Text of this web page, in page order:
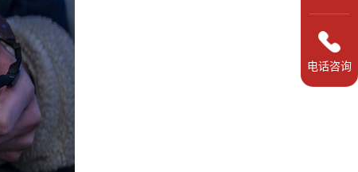
电话咨询